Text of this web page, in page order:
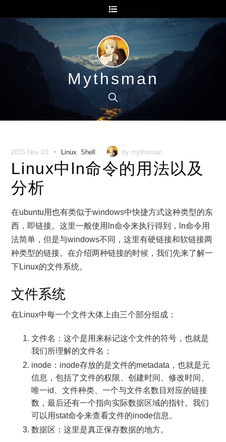
Mythsman
2015 Nov 03 • Linux Shell by mythsman
Linux中ln命令的用法以及
分析
在ubuntu用也有类似于windows中快捷方式这种类型的东
西，即链接。这里一般使用ln命令来执行得到，ln命令用
法简单，但是与windows不同，这里有硬链接和软链接两
种类型的链接。在介绍两种链接的时候，我们先来了解一
下Linux的文件系统。
文件系统
在Linux中每一个文件大体上由三个部分组成：
文件名：这个是用来标记这个文件的符号，也就是
我们所理解的文件名；
inode：inode存放的是文件的metadata，也就是元
信息，包括了文件的权限、创建时间、修改时间、
唯一id、文件种类、一个与文件名数目对应的链接
数，最后还有一个指向实际数据区域的指针。我们
可以用stat命令来查看文件的inode信息。
数据区：这里是真正保存数据的地方。